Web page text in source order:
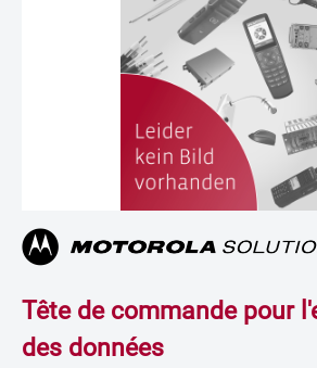
Tête de commande pour
des données